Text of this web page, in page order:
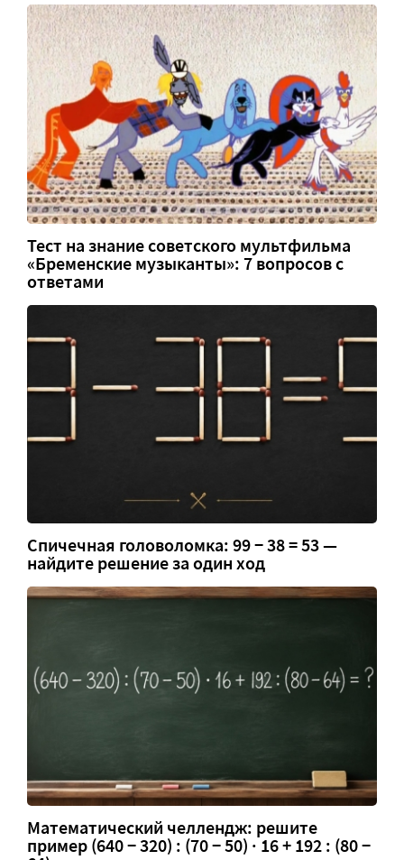
Тест на знание советского мультфильма
«Бременские музыканты»: 7 вопросов с
ответами
Спичечная головоломка: 99 − 38 = 53 —
найдите решение за один ход
Математический челлендж: решите
пример (640 − 320) : (70 − 50) · 16 + 192 : (80 −